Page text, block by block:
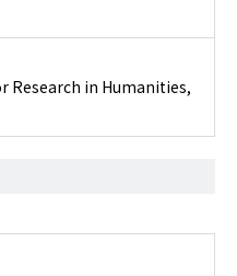
Research in Humanities,